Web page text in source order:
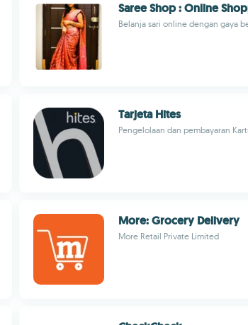
Saree Shop : Online
Belanja sari online dengan gaya
Tarjeta Hites
Pengelolaan dan pembayaran
More: Grocery Delivery
More Retail Private Limited